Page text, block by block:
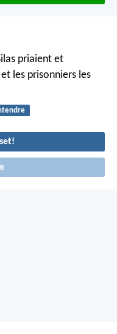
priaient et
les prisonniers les